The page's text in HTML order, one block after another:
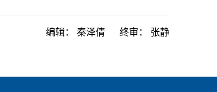
编辑： 秦泽倩 终审： 张静